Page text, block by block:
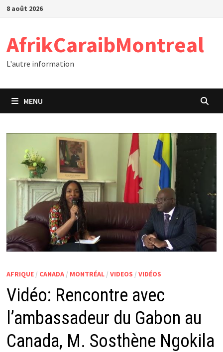
Passer
8 août 2026
AfrikCaraibMontreal
L'autre information
MENU
AFRIQUE/ CANADA/ MONTRÉAL/ VIDEOS / VIDÉOS
Vidéo: Rencontre avec
l’ambassadeur du Gabon au
Canada, M. Sosthène Ngokila